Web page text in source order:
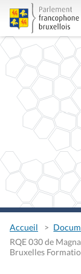
Accueil
RQE 030 de
Bruxelles